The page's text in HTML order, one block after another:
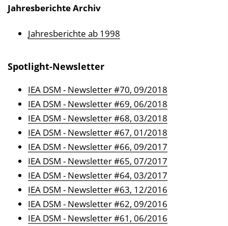
Jahresberichte Archiv
Jahresberichte ab 1998
Spotlight-Newsletter
IEA DSM - Newsletter #70, 09/2018
IEA DSM - Newsletter #69, 06/2018
IEA DSM - Newsletter #68, 03/2018
IEA DSM - Newsletter #67, 01/2018
IEA DSM - Newsletter #66, 09/2017
IEA DSM - Newsletter #65, 07/2017
IEA DSM - Newsletter #64, 03/2017
IEA DSM - Newsletter #63, 12/2016
IEA DSM - Newsletter #62, 09/2016
IEA DSM - Newsletter #61, 06/2016